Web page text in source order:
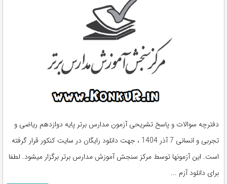
دفترچه سوالات و پاسخ تشریحی آزمون مدارس برتر پایه دوازدهم ریاضی و
تجربی و انسانی 7 آذر 1404 ، جهت دانلود رایگان در سایت کنکور قرار گرفته
است. این آزمونها توسط مرکز سنجش آموزش مدارس برتر برگزار میشود. لطفا
برای دانلود آزم ...